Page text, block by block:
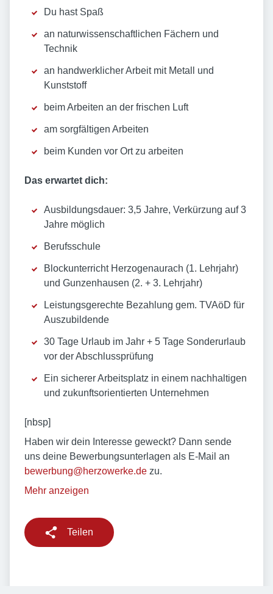
Du hast Spaß
an naturwissenschaftlichen Fächern und
Technik
an handwerklicher Arbeit mit Metall und
Kunststoff
beim Arbeiten an der frischen Luft
am sorgfältigen Arbeiten
beim Kunden vor Ort zu arbeiten
Das erwartet dich:
Ausbildungsdauer: 3,5 Jahre, Verkürzung auf 3
Jahre möglich
Berufsschule
Blockunterricht Herzogenaurach (1. Lehrjahr)
und Gunzenhausen (2. + 3. Lehrjahr)
Leistungsgerechte Bezahlung gem. TVAöD für
Auszubildende
30 Tage Urlaub im Jahr + 5 Tage Sonderurlaub
vor der Abschlussprüfung
Ein sicherer Arbeitsplatz in einem nachhaltigen
und zukunftsorientierten Unternehmen
[nbsp]
Haben wir dein Interesse geweckt? Dann sende
uns deine Bewerbungsunterlagen als E-Mail an
bewerbung@herzowerke.de zu.
Mehr anzeigen
Teilen